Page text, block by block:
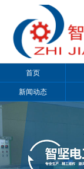
首页
新闻动态